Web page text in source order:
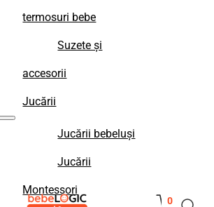
termosuri bebe
Suzete și
accesorii
Jucării
Jucării bebeluși
Jucării
Montessori
0